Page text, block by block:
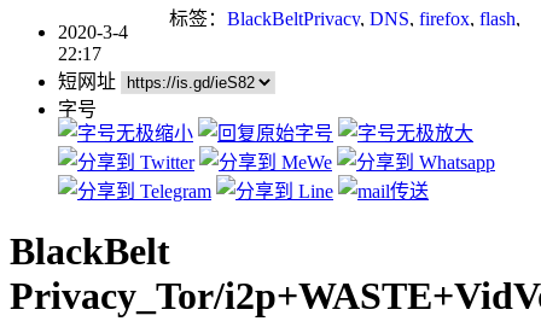
标签： BlackBeltPrivacy, DNS, firefox, flash,
2020-3-4
22:17
短网址
字号
BlackBelt
Privacy_Tor/